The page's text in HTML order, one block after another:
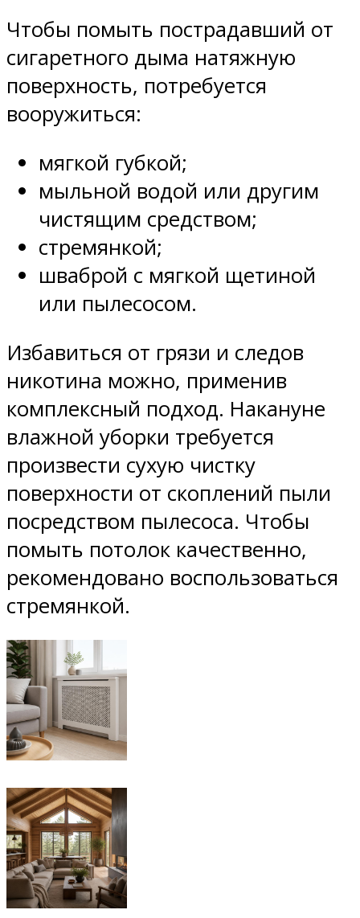
Чтобы помыть пострадавший от
сигаретного дыма натяжную
поверхность, потребуется
вооружиться:
мягкой губкой;
мыльной водой или другим
чистящим средством;
стремянкой;
шваброй с мягкой щетиной
или пылесосом.
Избавиться от грязи и следов
никотина можно, применив
комплексный подход. Накануне
влажной уборки требуется
произвести сухую чистку
поверхности от скоплений пыли
посредством пылесоса. Чтобы
помыть потолок качественно,
рекомендовано воспользоваться
стремянкой.